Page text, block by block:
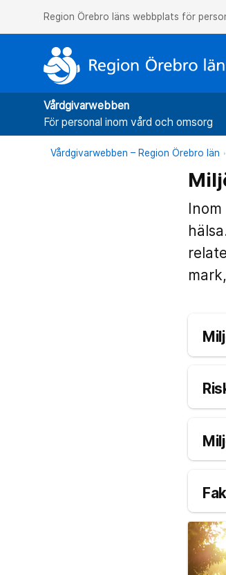
Region Örebro läns webbplats för
Vårdgivarwebben
För personal inom vård och omsorg
Vårdgivarwebben – Region Örebro län